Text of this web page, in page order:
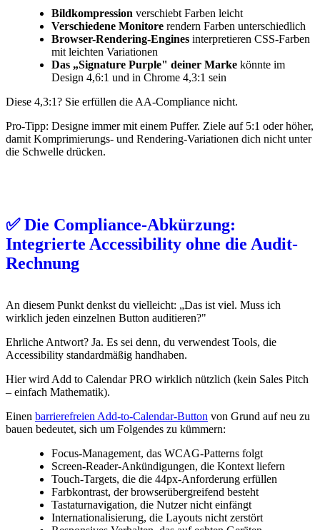
Bildkompression verschiebt Farben leicht
Verschiedene Monitore rendern Farben unterschiedlich
Browser-Rendering-Engines interpretieren CSS-Farben
mit leichten Variationen
Das „Signature Purple" deiner Marke könnte im
Design 4,6:1 und in Chrome 4,3:1 sein
Diese 4,3:1? Sie erfüllen die AA-Compliance nicht.
Pro-Tipp: Designe immer mit einem Puffer. Ziele auf 5:1 oder höher,
damit Komprimierungs- und Rendering-Variationen dich nicht unter
die Schwelle drücken.
✅ Die Compliance-Abkürzung:
Integrierte Accessibility ohne die Audit-
Rechnung
An diesem Punkt denkst du vielleicht: „Das ist viel. Muss ich
wirklich jeden einzelnen Button auditieren?"
Ehrliche Antwort? Ja. Es sei denn, du verwendest Tools, die
Accessibility standardmäßig handhaben.
Hier wird Add to Calendar PRO wirklich nützlich (kein Sales Pitch
– einfach Mathematik).
Einen barrierefreien Add-to-Calendar-Button von Grund auf neu zu
bauen bedeutet, sich um Folgendes zu kümmern:
Focus-Management, das WCAG-Patterns folgt
Screen-Reader-Ankündigungen, die Kontext liefern
Touch-Targets, die die 44px-Anforderung erfüllen
Farbkontrast, der browserübergreifend besteht
Tastaturnavigation, die Nutzer nicht einfängt
Internationalisierung, die Layouts nicht zerstört